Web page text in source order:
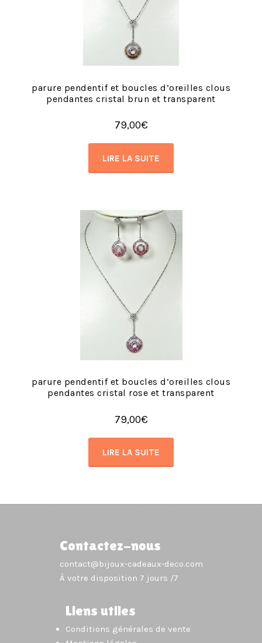
parure pendentif et boucles d’oreilles clous
pendantes cristal brun et transparent
79,00€
LIRE LA SUITE
parure pendentif et boucles d’oreilles clous
pendantes cristal rose et transparent
79,00€
LIRE LA SUITE
Contactez-nous
contact@bijoux-cadeaux-deco.com
À votre disposition 7 jours /7
Liens utiles
Conditions générales de vente